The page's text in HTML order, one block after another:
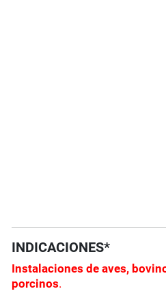
INDICACIONES*
Instalaciones de aves,
porcinos.